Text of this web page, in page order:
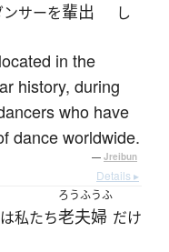
サーを輩出
し
in the
history, during
who have
dance worldwide.
— Jreibun
Details ▸
私たち
ろうふうふ
老夫婦 だけ